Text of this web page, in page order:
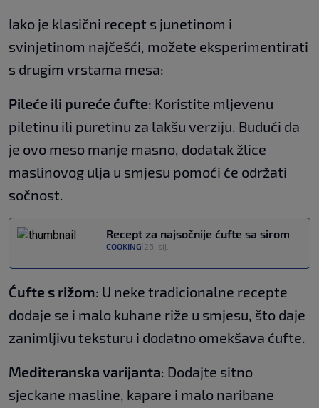
Iako je klasični recept s junetinom i
svinjetinom najčešći, možete eksperimentirati
s drugim vrstama mesa:
Pileće ili pureće ćufte: Koristite mljevenu
piletinu ili puretinu za lakšu verziju. Budući da
je ovo meso manje masno, dodatak žlice
maslinovog ulja u smjesu pomoći će održati
sočnost.
Recept za najsočnije ćufte sa sirom
COOKING 26. sij.
Ćufte s rižom: U neke tradicionalne recepte
dodaje se i malo kuhane riže u smjesu, što daje
zanimljivu teksturu i dodatno omekšava ćufte.
Mediteranska varijanta: Dodajte sitno
sjeckane masline, kapare i malo naribane